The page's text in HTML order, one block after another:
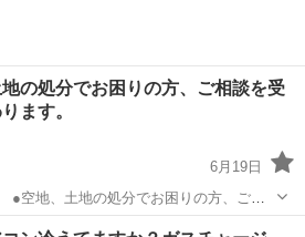
の処分でお困りの方、ご相談を受
ます。
6月19日
●空地、土地の処分でお困りの方、ご相
の担当者が親切に対応いたします。 ●
その他 無料